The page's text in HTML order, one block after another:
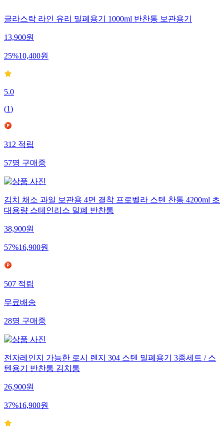
글라스락 라인 유리 밀폐용기 1000ml 반찬통 보관용기
13,900원
25%10,400원
5.0
(1)
312 적립
57명 구매중
김치 채소 과일 보관용 4면 결착 프로벨라 스텐 찬통 4200ml 초
대용량 스테인리스 밀폐 반찬통
38,900원
57%16,900원
507 적립
무료배송
28명 구매중
전자레인지 가능한 로시 렌지 304 스텐 밀폐용기 3종세트 / 스
텐용기 반찬통 김치통
26,900원
37%16,900원